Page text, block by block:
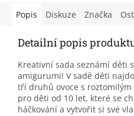
Popis Diskuze Značka
Detailní popis
Kreativní sada seznámí děti
amigurumi! V sadě děti
tří druhů ovoce s
pro děti od 10 let, které se
háčkování a vytvořit si své